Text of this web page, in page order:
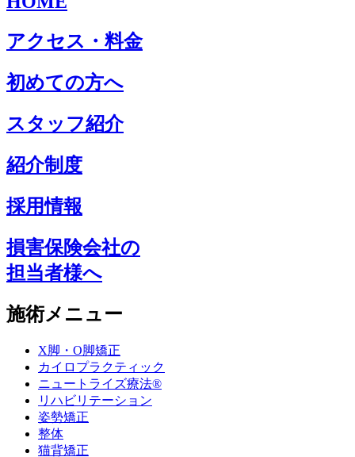
アクセス・料金
初めての方へ
スタッフ紹介
紹介制度
採用情報
損害保険会社の
担当者様へ
施術メニュー
X脚・O脚矯正
カイロプラクティック
ニュートライズ療法®
リハビリテーション
姿勢矯正
整体
猫背矯正